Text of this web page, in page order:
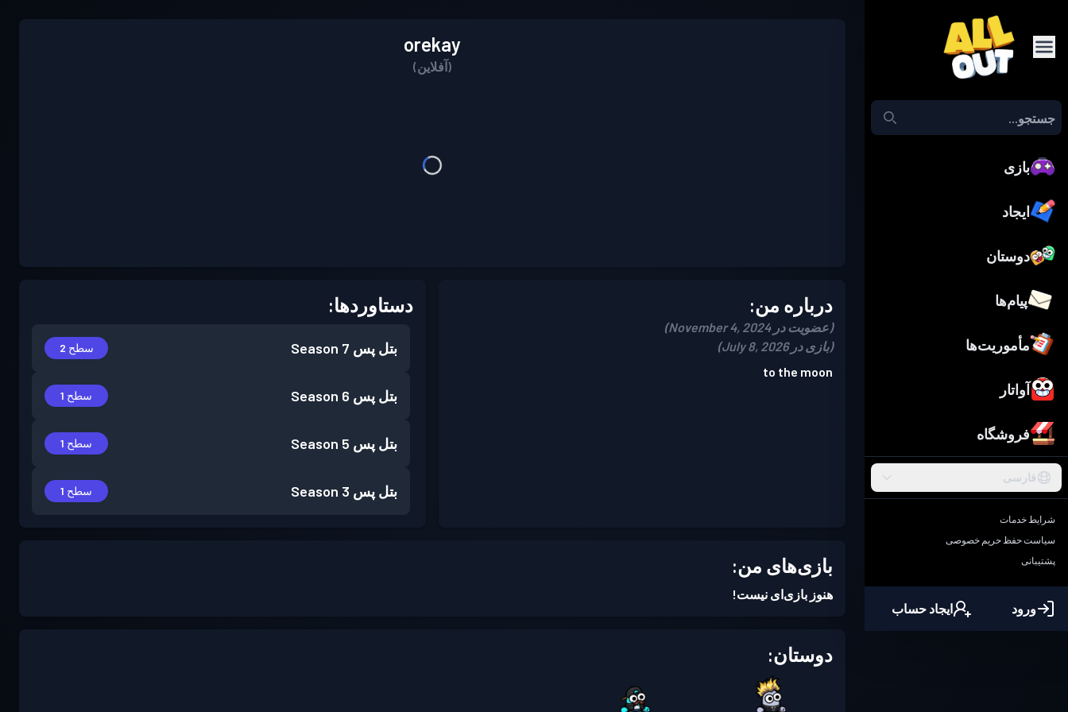
بازی
ایجاد
دوستان
پیام‌ها
مأموریت‌ها
آواتار
فروشگاه
فارسی
شرایط خدمات
سیاست حفظ حریم خصوصی
پشتیبانی
ورود ایجاد حساب
orekay
(آفلاین)
درباره من:
(عضویت در November 4, 2024)
(بازی در July 8, 2026)
to the moon
دستاوردها:
بتل پس Season 7 سطح 2
بتل پس Season 6 سطح 1
بتل پس Season 5 سطح 1
بتل پس Season 3 سطح 1
بازی‌های من:
هنوز بازی‌ای نیست!
دوستان: